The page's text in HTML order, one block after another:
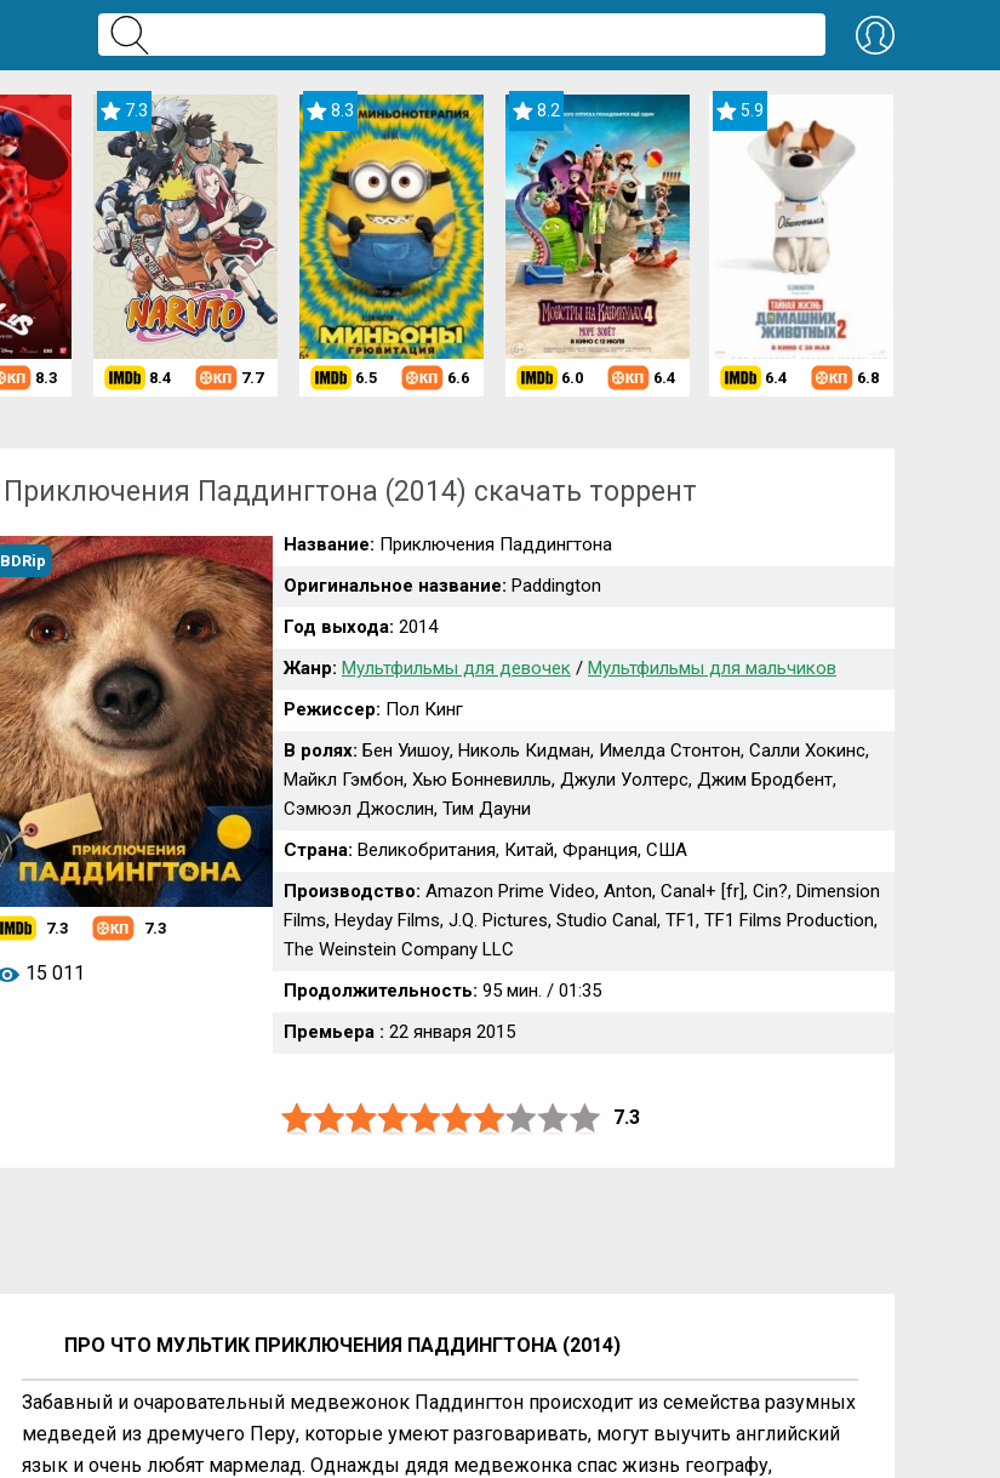
8.3
7.3
8.4 7.7
8.3
6.5 6.6
8.2
6.0 6.4
5.9
6.4 6.8
Приключения Паддингтона (2014) скачать торрент
BDRip
7.3 7.3
15 011
Название: Приключения Паддингтона
Оригинальное название: Paddington
Год выхода: 2014
Жанр: Мультфильмы для девочек / Мультфильмы для мальчиков
Режиссер: Пол Кинг
В ролях: Бен Уишоу, Николь Кидман, Имелда Стонтон, Салли Хокинс,
Майкл Гэмбон, Хью Бонневилль, Джули Уолтерс, Джим Бродбент,
Сэмюэл Джослин, Тим Дауни
Страна: Великобритания, Китай, Франция, США
Производство: Amazon Prime Video, Anton, Canal+ [fr], Cin?, Dimension
Films, Heyday Films, J.Q. Pictures, Studio Canal, TF1, TF1 Films Production,
The Weinstein Company LLC
Продолжительность: 95 мин. / 01:35
Премьера : 22 января 2015
7.3
ПРО ЧТО МУЛЬТИК ПРИКЛЮЧЕНИЯ ПАДДИНГТОНА (2014)
Забавный и очаровательный медвежонок Паддингтон происходит из семейства разумных
медведей из дремучего Перу, которые умеют разговаривать, могут выучить английский
язык и очень любят мармелад. Однажды дядя медвежонка спас жизнь географу,